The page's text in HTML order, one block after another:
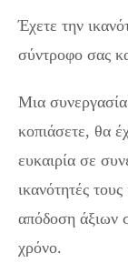
Έχετε την
σύντροφο σας
Μια
κοπιάσετε, θα
ευκαιρία σε
ικανότητές
απόδοση άξιων
χρόνο.